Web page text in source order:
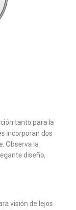
tanto para la
incorporan dos
Observa la
diseño,
visión de lejos